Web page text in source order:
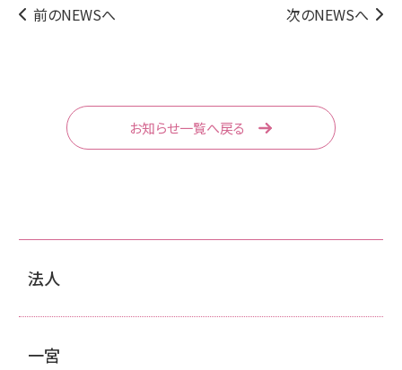
前のNEWSへ 次のNEWSへ
お知らせ一覧へ戻る
法人
一宮